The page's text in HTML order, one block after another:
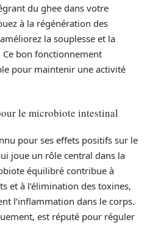
du ghee dans votre
à la régénération des
la souplesse et la
bon fonctionnement
pour maintenir une activité
le microbiote intestinal
pour ses effets positifs sur le
joue un rôle central dans la
équilibré contribue à
et à l’élimination des toxines,
l’inflammation dans le corps.
est réputé pour réguler